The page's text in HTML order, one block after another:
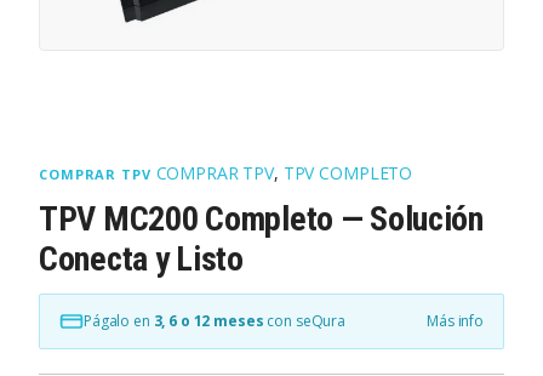
COMPRAR TPV COMPRAR TPV, TPV COMPLETO
TPV MC200 Completo — Solución
Conecta y Listo
Págalo en 3, 6 o 12 meses con seQura Más info